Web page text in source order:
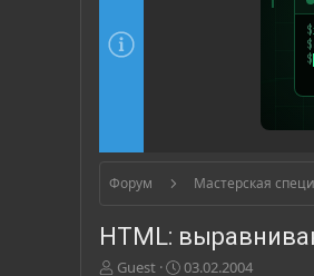
Форум Мастерская
HTML:
А
Guest
Д
03.02.2004